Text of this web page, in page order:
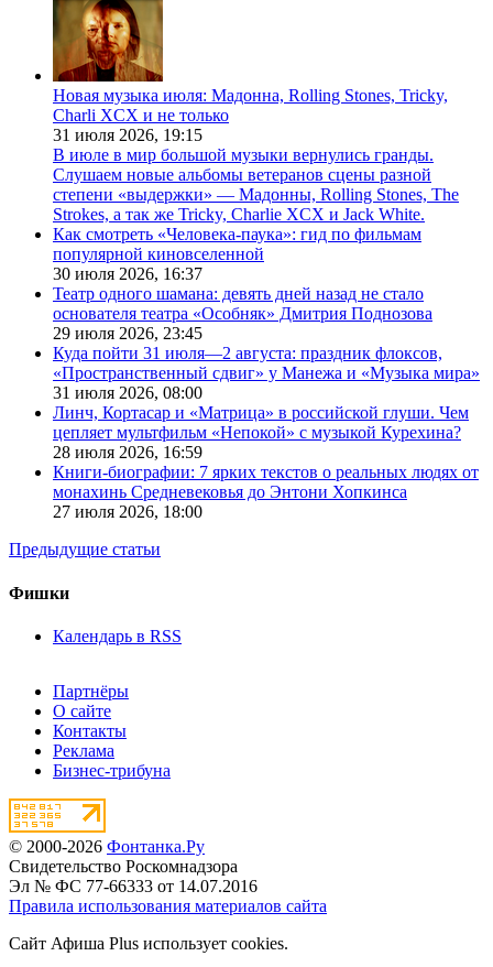
Новая музыка июля: Мадонна, Rolling Stones, Tricky,
Charli XCX и не только
31 июля 2026, 19:15
В июле в мир большой музыки вернулись гранды.
Слушаем новые альбомы ветеранов сцены разной
степени «выдержки» — Мадонны, Rolling Stones, The
Strokes, а так же Tricky, Charlie XCX и Jack White.
Как смотреть «Человека-паука»: гид по фильмам
популярной киновселенной
30 июля 2026, 16:37
Театр одного шамана: девять дней назад не стало
основателя театра «Особняк» Дмитрия Поднозова
29 июля 2026, 23:45
Куда пойти 31 июля—2 августа: праздник флоксов,
«Пространственный сдвиг» у Манежа и «Музыка мира»
31 июля 2026, 08:00
Линч, Кортасар и «Матрица» в российской глуши. Чем
цепляет мультфильм «Непокой» с музыкой Курехина?
28 июля 2026, 16:59
Книги-биографии: 7 ярких текстов о реальных людях от
монахинь Средневековья до Энтони Хопкинса
27 июля 2026, 18:00
Предыдущие статьи
Фишки
Календарь в RSS
Партнёры
О сайте
Контакты
Реклама
Бизнес-трибуна
© 2000-2026 Фонтанка.Ру
Свидетельство Роскомнадзора
Эл № ФС 77-66333 от 14.07.2016
Правила использования материалов сайта
Сайт Афиша Plus использует cookies.